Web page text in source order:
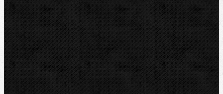
Tlakové pumpy
Čističky kanalizace
Odvápňovací systémy